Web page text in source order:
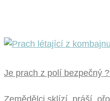
Je prach z polí bezpečný
Zemědělci sklízí, práší